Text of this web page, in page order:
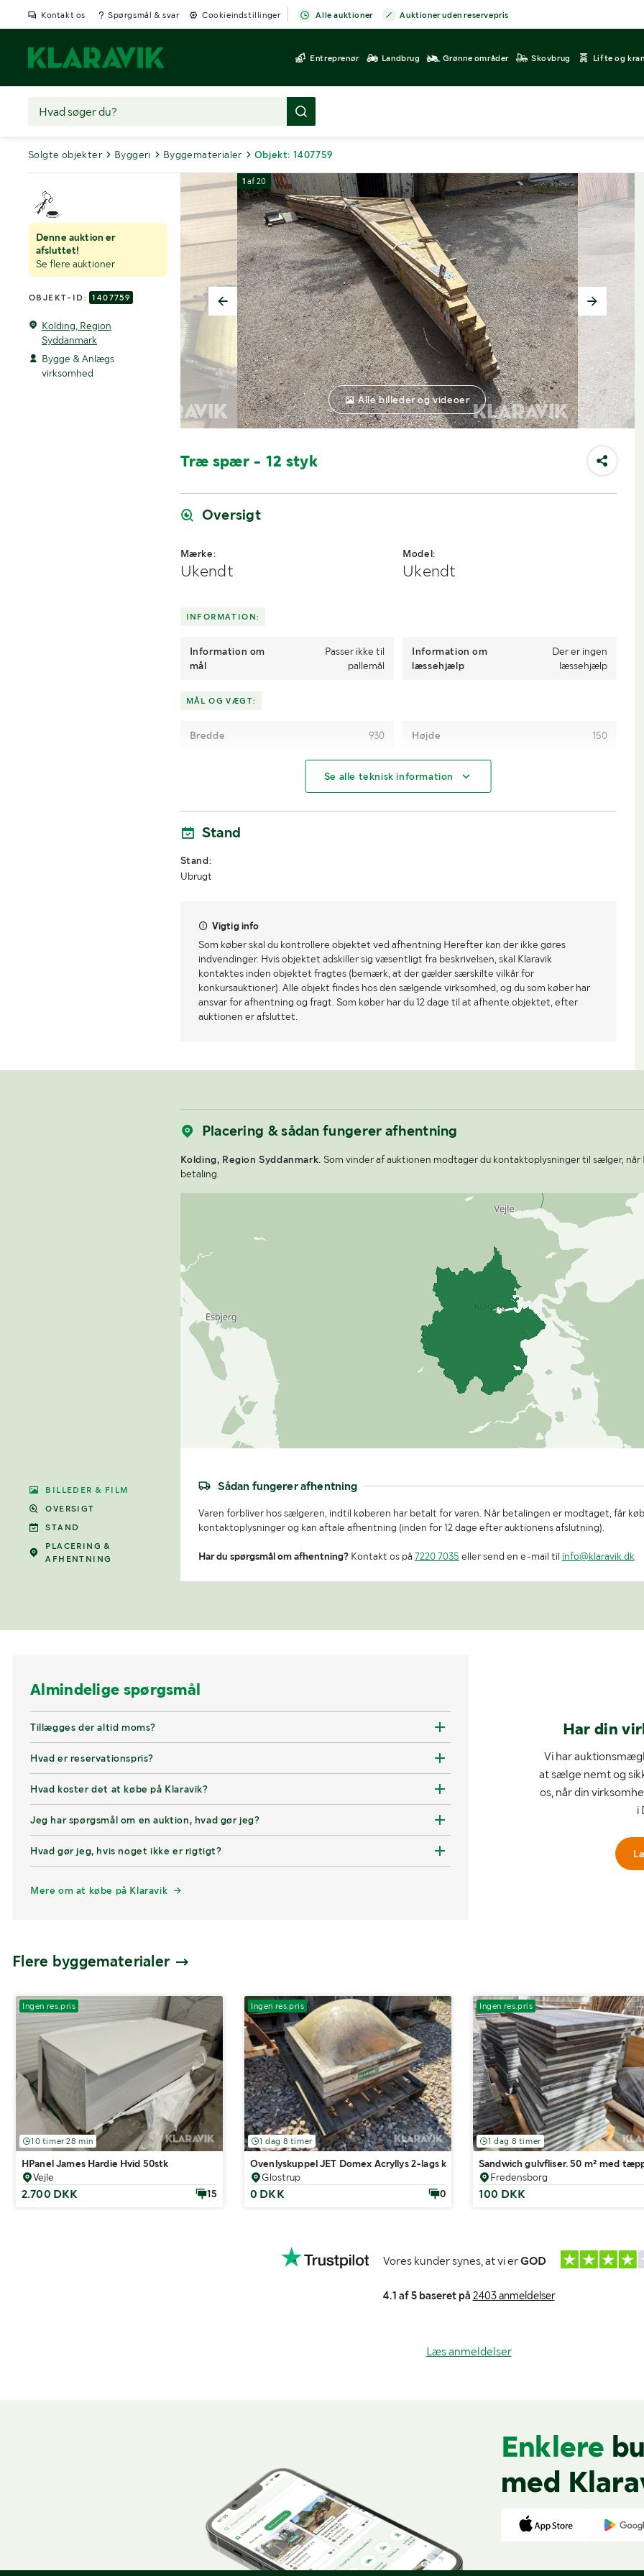
Kontakt os Spørgsmål & svar Cookieindstillinger Alle auktioner Auktioner uden reservepris
Entreprenør Landbrug Grønne områder Skovbrug Lifte og
Solgte objekter Byggeri Byggematerialer Objekt: 1407759
Denne auktion er
afsluttet!
Se flere auktioner
OBJEKT-ID: 1407759
Kolding, Region
Syddanmark
Bygge & Anlægs
virksomhed
BILLEDER & FILM
OVERSIGT
STAND
PLACERING &
AFHENTNING
1 af20
Alle billeder og videoer
Træ spær - 12 styk
Oversigt
Mærke:
Ukendt
Model:
Ukendt
INFORMATION:
Information om
mål
Passer ikke til
pallemål
Information om
læssehjælp
Der er ingen
læssehjælp
MÅL OG VÆGT:
Bredde 930 Højde 150
4
Se alle teknisk information
Stand
Stand:
Ubrugt
Vigtig info
Som køber skal du kontrollere objektet ved afhentning Herefter kan der ikke gøres
indvendinger. Hvis objektet adskiller sig væsentligt fra beskrivelsen, skal Klaravik
kontaktes inden objektet fragtes (bemærk, at der gælder særskilte vilkår for
konkursauktioner). Alle objekt findes hos den sælgende virksomhed, og du som køber har
ansvar for afhentning og fragt. Som køber har du 12 dage til at afhente objektet, efter
auktionen er afsluttet.
Placering & sådan fungerer afhentning
Kolding, Region Syddanmark. Som vinder af auktionen modtager du kontaktoplysninger til sælger, når
betaling.
Sådan fungerer afhentning
Varen forbliver hos sælgeren, indtil køberen har betalt for varen. Når betalingen er modtaget, får
kontaktoplysninger og kan aftale afhentning (inden for 12 dage efter auktionens afslutning).
Har du spørgsmål om afhentning?Kontakt os på 7220 7035 eller send en e-mail til info@klaravik.dk
Almindelige spørgsmål
Tillægges der altid moms?
Hvad er reservationspris?
Hvad koster det at købe på Klaravik?
Jeg har spørgsmål om en auktion, hvad gør jeg?
Hvad gør jeg, hvis noget ikke er rigtigt?
Mere om at købe på Klaravik
Har din
Vi har
at sælge nemt og
os, når din
i
Flere byggematerialer
Ingen res.pris
10 timer 28 min
HPanel James Hardie Hvid 50stk
Vejle
2.700 DKK 15
Ingen res.pris
1 dag 8 timer
Ovenlyskuppel JET Domex Acryllys 2-lags klar hvælvet, 1 Styk
Glostrup
0 DKK 0
Ingen res.pris
1 dag 8 timer
Sandwich gulvfliser. 50 m² med
Fredensborg
100 DKK
Vores kunder synes, at vi erGOD
4.1 af 5 baseret på 2403 anmeldelser
Læs anmeldelser
Enklere
med